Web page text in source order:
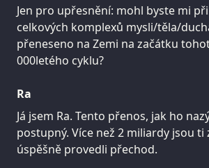
Jen pro upřesnění: mohl byste mi
celkových komplexů mysli/těla/
přeneseno na Zemi na začátku
000letého cyklu?
Ra
Já jsem Ra. Tento přenos, jak ho
postupný. Více než 2 miliardy jsou
úspěšně provedli přechod.